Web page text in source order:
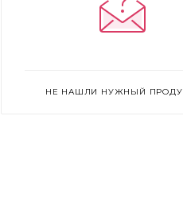
НЕ НАШЛИ НУЖНЫЙ